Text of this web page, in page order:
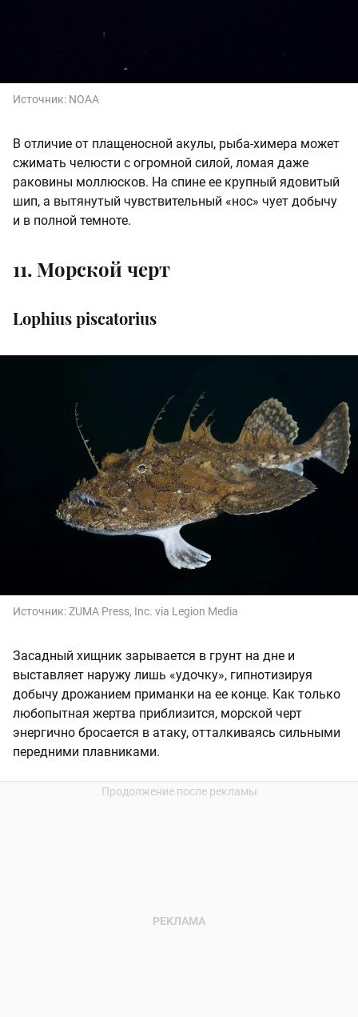
Источник: NOAA
В отличие от плащеносной акулы, рыба-химера может
сжимать челюсти с огромной силой, ломая даже
раковины моллюсков. На спине ее крупный ядовитый
шип, а вытянутый чувствительный «нос» чует добычу
и в полной темноте.
11. Морской черт
Lophius piscatorius
Источник:ZUMA Press, Inc. via Legion Media
Засадный хищник зарывается в грунт на дне и
выставляет наружу лишь «удочку», гипнотизируя
добычу дрожанием приманки на ее конце. Как только
любопытная жертва приблизится, морской черт
энергично бросается в атаку, отталкиваясь сильными
передними плавниками.